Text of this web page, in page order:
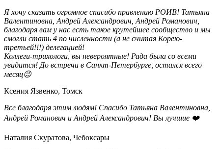
Я хочу сказать огромное спасибо правлению РОИВ! Татьяна
Валентиновна, Андрей Александрович, Андрей Романович,
благодаря вам у нас есть такое крутейшее сообщество и мы
смогли стать 4 по численности (а не считая Корею-
третьей!!!) делегацией!
Коллеги-трихологи, вы невероятные! Рада была со всеми
увидится! До встречи в Санкт-Петербурге, остался всего
месяц😉
Ксения Язвенко, Томск
Все благодаря этим людям! Спасибо Татьяна Валентиновна,
Андрей Романович и Андрей Александрович! Вы лучшие ❤️
Наталия Скуратова, Чебоксары